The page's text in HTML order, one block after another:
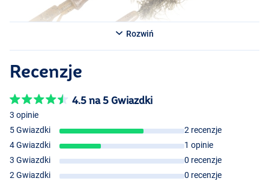
Rozwiń
Recenzje
4.5 na 5 Gwiazdki
3 opinie
5 Gwiazdki
2 recenzje
4 Gwiazdki
1 opinie
3 Gwiazdki
0 recenzje
2 Gwiazdki
0 recenzje